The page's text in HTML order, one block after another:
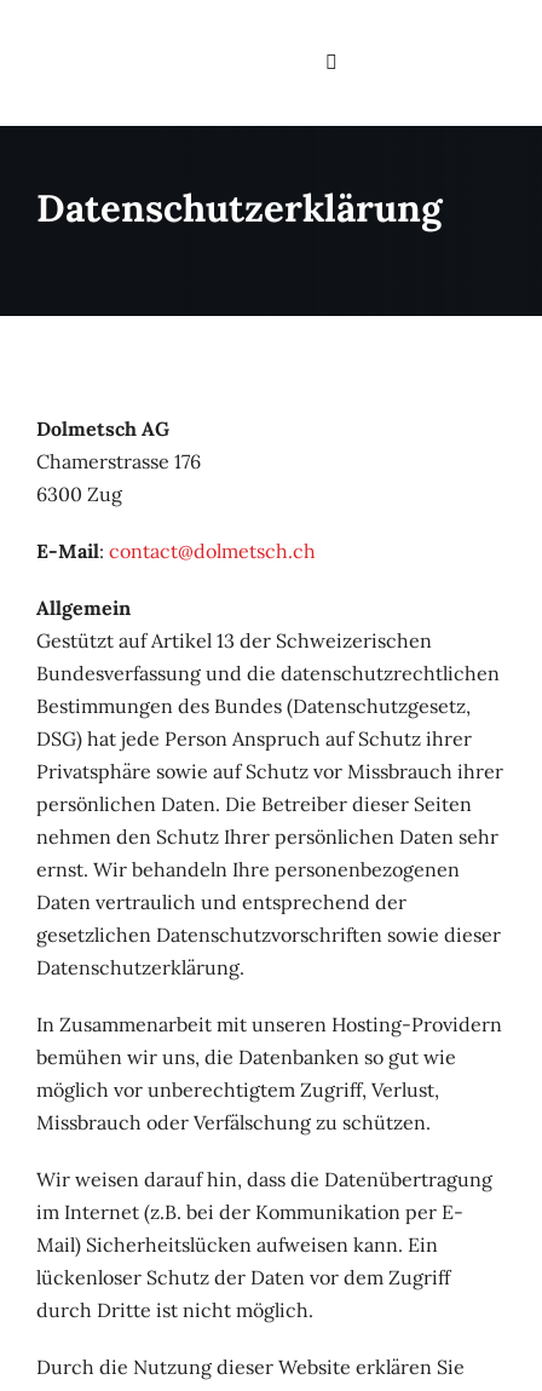
Toggle
Services
Datenschutzerklärung
Dolmetsch AG
Chamerstrasse 176
6300 Zug
E-Mail: contact@dolmetsch.ch
Allgemein
Gestützt auf Artikel 13 der Schweizerischen
Bundesverfassung und die datenschutzrechtlichen
Bestimmungen des Bundes (Datenschutzgesetz,
DSG) hat jede Person Anspruch auf Schutz ihrer
Privatsphäre sowie auf Schutz vor Missbrauch ihrer
persönlichen Daten. Die Betreiber dieser Seiten
nehmen den Schutz Ihrer persönlichen Daten sehr
ernst. Wir behandeln Ihre personenbezogenen
Daten vertraulich und entsprechend der
gesetzlichen Datenschutzvorschriften sowie dieser
Datenschutzerklärung.
In Zusammenarbeit mit unseren Hosting-Providern
bemühen wir uns, die Datenbanken so gut wie
möglich vor unberechtigtem Zugriff, Verlust,
Missbrauch oder Verfälschung zu schützen.
Wir weisen darauf hin, dass die Datenübertragung
im Internet (z.B. bei der Kommunikation per E-
Mail) Sicherheitslücken aufweisen kann. Ein
lückenloser Schutz der Daten vor dem Zugriff
durch Dritte ist nicht möglich.
Durch die Nutzung dieser Website erklären Sie